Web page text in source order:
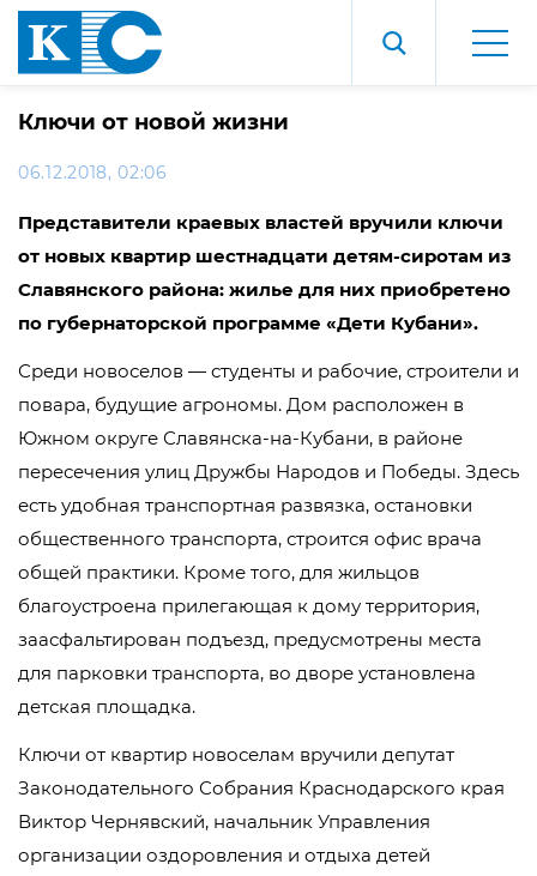
Ключи от новой жизни
06.12.2018, 02:06
Представители краевых властей вручили ключи
от новых квартир шестнадцати детям-сиротам из
Славянского района: жилье для них приобретено
по губернаторской программе «Дети Кубани».
Среди новоселов — студенты и рабочие, строители и
повара, будущие агрономы. Дом расположен в
Южном округе Славянска-на-Кубани, в районе
пересечения улиц Дружбы Народов и Победы. Здесь
есть удобная транспортная развязка, остановки
общественного транспорта, строится офис врача
общей практики. Кроме того, для жильцов
благоустроена прилегающая к дому территория,
заасфальтирован подъезд, предусмотрены места
для парковки транспорта, во дворе установлена
детская площадка.
Ключи от квартир новоселам вручили депутат
Законодательного Собрания Краснодарского края
Виктор Чернявский, начальник Управления
организации оздоровления и отдыха детей